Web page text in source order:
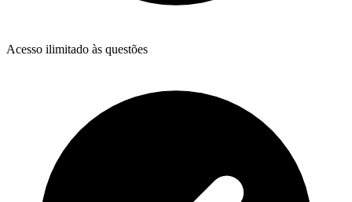
Acesso ilimitado às questões